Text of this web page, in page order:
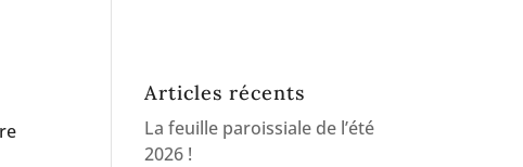
Articles récents
La feuille paroissiale de l’été
2026 !